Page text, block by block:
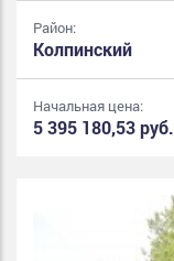
Район:
Колпинский
Начальная цена:
5 395 180,53 руб.